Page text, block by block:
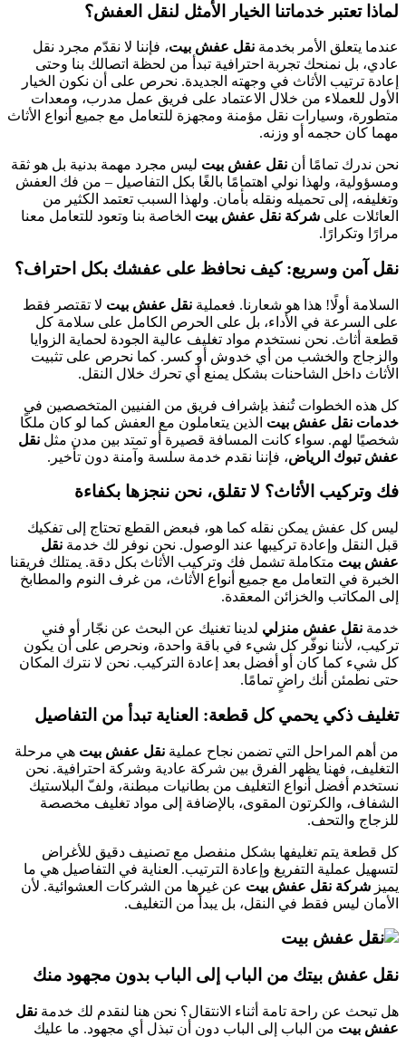
لماذا تعتبر خدماتنا الخيار الأمثل لنقل العفش؟
عندما يتعلق الأمر بخدمة نقل عفش بيت، فإننا لا نقدّم مجرد نقل
عادي، بل نمنحك تجربة احترافية تبدأ من لحظة اتصالك بنا وحتى
إعادة ترتيب الأثاث في وجهته الجديدة. نحرص على أن نكون الخيار
الأول للعملاء من خلال الاعتماد على فريق عمل مدرب، ومعدات
متطورة، وسيارات نقل مؤمنة ومجهزة للتعامل مع جميع أنواع الأثاث
مهما كان حجمه أو وزنه.
نحن ندرك تمامًا أن نقل عفش بيت ليس مجرد مهمة بدنية بل هو ثقة
ومسؤولية، ولهذا نولي اهتمامًا بالغًا بكل التفاصيل – من فك العفش
وتغليفه، إلى تحميله ونقله بأمان. ولهذا السبب تعتمد الكثير من
العائلات على شركة نقل عفش بيت الخاصة بنا وتعود للتعامل معنا
مرارًا وتكرارًا.
نقل آمن وسريع: كيف نحافظ على عفشك بكل احتراف؟
السلامة أولًا! هذا هو شعارنا. فعملية نقل عفش بيت لا تقتصر فقط
على السرعة في الأداء، بل على الحرص الكامل على سلامة كل
قطعة أثاث. نحن نستخدم مواد تغليف عالية الجودة لحماية الزوايا
والزجاج والخشب من أي خدوش أو كسر. كما نحرص على تثبيت
الأثاث داخل الشاحنات بشكل يمنع أي تحرك خلال النقل.
كل هذه الخطوات تُنفذ بإشراف فريق من الفنيين المتخصصين في
خدمات نقل عفش بيت الذين يتعاملون مع العفش كما لو كان ملكًا
شخصيًا لهم. سواء كانت المسافة قصيرة أو تمتد بين مدن مثل نقل
عفش تبوك الرياض، فإننا نقدم خدمة سلسة وآمنة دون تأخير.
فك وتركيب الأثاث؟ لا تقلق، نحن ننجزها بكفاءة
ليس كل عفش يمكن نقله كما هو، فبعض القطع تحتاج إلى تفكيك
قبل النقل وإعادة تركيبها عند الوصول. نحن نوفر لك خدمة نقل
عفش بيت متكاملة تشمل فك وتركيب الأثاث بكل دقة. يمتلك فريقنا
الخبرة في التعامل مع جميع أنواع الأثاث، من غرف النوم والمطابخ
إلى المكاتب والخزائن المعقدة.
خدمة نقل عفش منزلي لدينا تغنيك عن البحث عن نجّار أو فني
تركيب، لأننا نوفّر كل شيء في باقة واحدة، ونحرص على أن يكون
كل شيء كما كان أو أفضل بعد إعادة التركيب. نحن لا نترك المكان
حتى نطمئن أنك راضٍ تمامًا.
تغليف ذكي يحمي كل قطعة: العناية تبدأ من التفاصيل
من أهم المراحل التي تضمن نجاح عملية نقل عفش بيت هي مرحلة
التغليف، فهنا يظهر الفرق بين شركة عادية وشركة احترافية. نحن
نستخدم أفضل أنواع التغليف من بطانيات مبطنة، ولفّ البلاستيك
الشفاف، والكرتون المقوى، بالإضافة إلى مواد تغليف مخصصة
للزجاج والتحف.
كل قطعة يتم تغليفها بشكل منفصل مع تصنيف دقيق للأغراض
لتسهيل عملية التفريغ وإعادة الترتيب. العناية في التفاصيل هي ما
يميز شركة نقل عفش بيت عن غيرها من الشركات العشوائية. لأن
الأمان ليس فقط في النقل، بل يبدأ من التغليف.
نقل عفش بيتك من الباب إلى الباب بدون مجهود منك
هل تبحث عن راحة تامة أثناء الانتقال؟ نحن هنا لنقدم لك خدمة نقل
عفش بيت من الباب إلى الباب دون أن تبذل أي مجهود. ما عليك